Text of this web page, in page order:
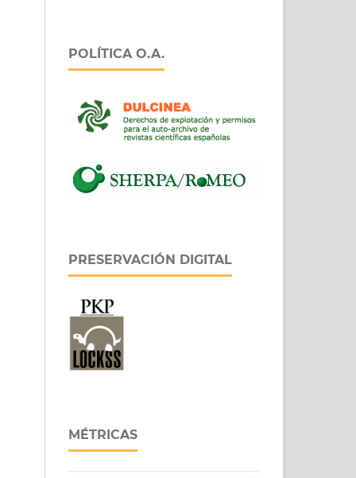
POLÍTICA O.A.
PRESERVACIÓN DIGITAL
MÉTRICAS